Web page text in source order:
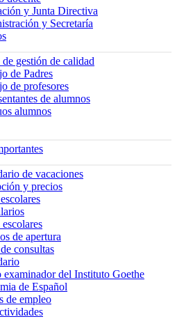
y Junta Directiva
y Secretaría
gestión de calidad
de Padres
de profesores
de alumnos
alumnos
de vacaciones
y precios
de apertura
consultas
examinador del Instituto Goethe
de Español
de empleo